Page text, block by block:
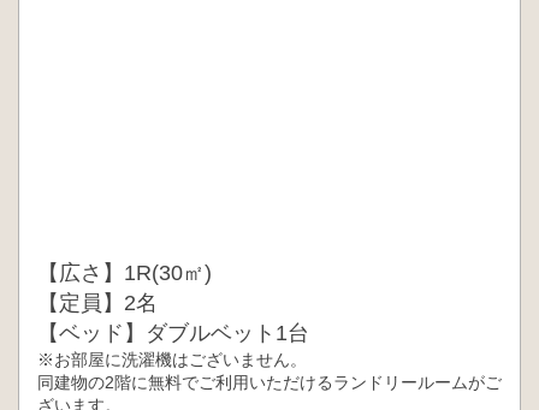
【広さ】1R(30㎡)
【定員】2名
【ベッド】ダブルベット1台
※お部屋に洗濯機はございません。
同建物の2階に無料でご利用いただけるランドリールームがご
ざいます。